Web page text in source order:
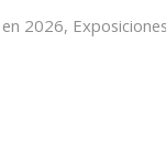
en 2026,